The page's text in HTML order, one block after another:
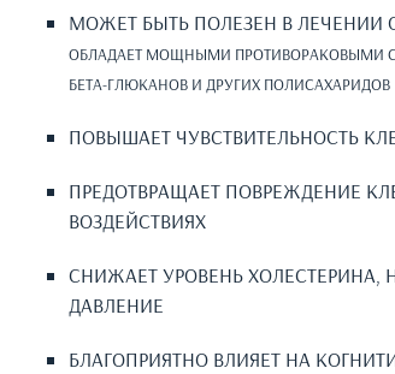
МОЖЕТ БЫТЬ ПОЛЕЗЕН В ЛЕЧЕНИИ
ОБЛАДАЕТ МОЩНЫМИ ПРОТИВОРАКОВЫМИ
БЕТА-ГЛЮКАНОВ И ДРУГИХ ПОЛИСАХАРИДОВ
ПОВЫШАЕТ ЧУВСТВИТЕЛЬНОСТЬ
ПРЕДОТВРАЩАЕТ ПОВРЕЖДЕНИЕ
ВОЗДЕЙСТВИЯХ
СНИЖАЕТ УРОВЕНЬ ХОЛЕСТЕРИНА,
ДАВЛЕНИЕ
БЛАГОПРИЯТНО ВЛИЯЕТ НА